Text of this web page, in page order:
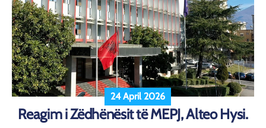
24 April 2026
Reagim i Zëdhënësit të MEPJ, Alteo Hysi.